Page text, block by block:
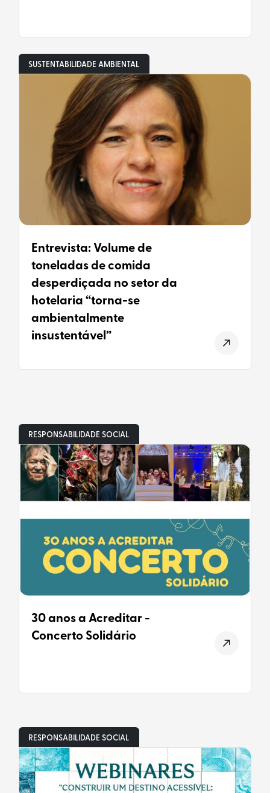
SUSTENTABILIDADE AMBIENTAL
Entrevista: Volume de
toneladas de comida
desperdiçada no setor da
hotelaria “torna-se
ambientalmente
insustentável”
RESPONSABILIDADE SOCIAL
30 anos a Acreditar -
Concerto Solidário
RESPONSABILIDADE SOCIAL